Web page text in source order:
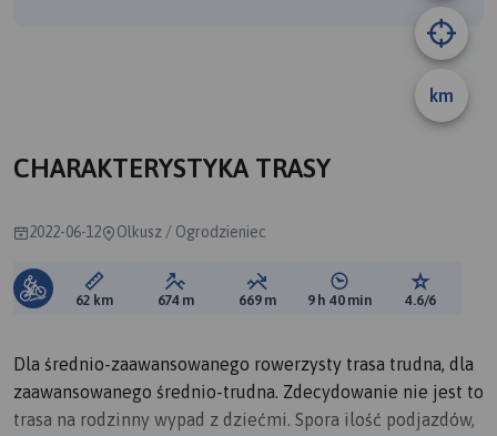
km
CHARAKTERYSTYKA TRASY
2022-06-12 Olkusz / Ogrodzieniec
Długość trasy:
62 km Suma przewyższeń:
674 m Suma spadków:
669 m Średni czas potrzebny
9 h 40 min Ocena
4.6/6
Dla średnio-zaawansowanego rowerzysty trasa trudna, dla
zaawansowanego średnio-trudna. Zdecydowanie nie jest to
trasa na rodzinny wypad z dziećmi. Spora ilość podjazdów,